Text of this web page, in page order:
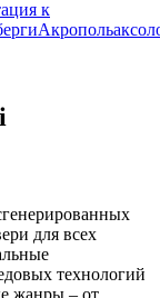
к
Акрополь
для всех
технологий